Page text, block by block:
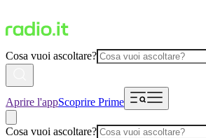
Cosa vuoi ascoltare?
Aprire l'appScoprire Prime
Cosa vuoi ascoltare?